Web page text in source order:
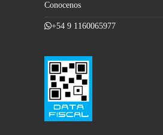
Conocenos
+54 9 1160065977